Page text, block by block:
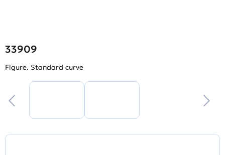
33909
Figure. Standard curve